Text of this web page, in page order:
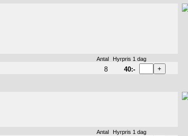
Antal Hyrpris 1 dag
8 40:-
Antal Hyrpris 1 dag